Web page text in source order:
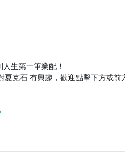
生第一筆業配！
克石 有興趣，歡迎點擊下方或前